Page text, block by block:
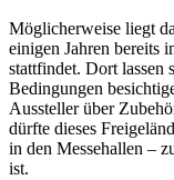
Möglicherweise liegt
einigen Jahren bereits
stattfindet. Dort lassen
Bedingungen
Aussteller über
dürfte dieses
in den Messehallen –
ist.